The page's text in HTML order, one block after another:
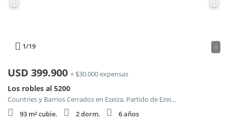
1/19 0
USD 399.900 + $30.000 expensas
Los robles al 5200
Countries y Barrios Cerrados en Ezeiza, Partido de Ezeiza
93 m² cubie.
2 dorm.
6 años